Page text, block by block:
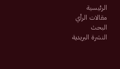
الرئيسية
مقالات الرأي
البحث
النشرة البريدية